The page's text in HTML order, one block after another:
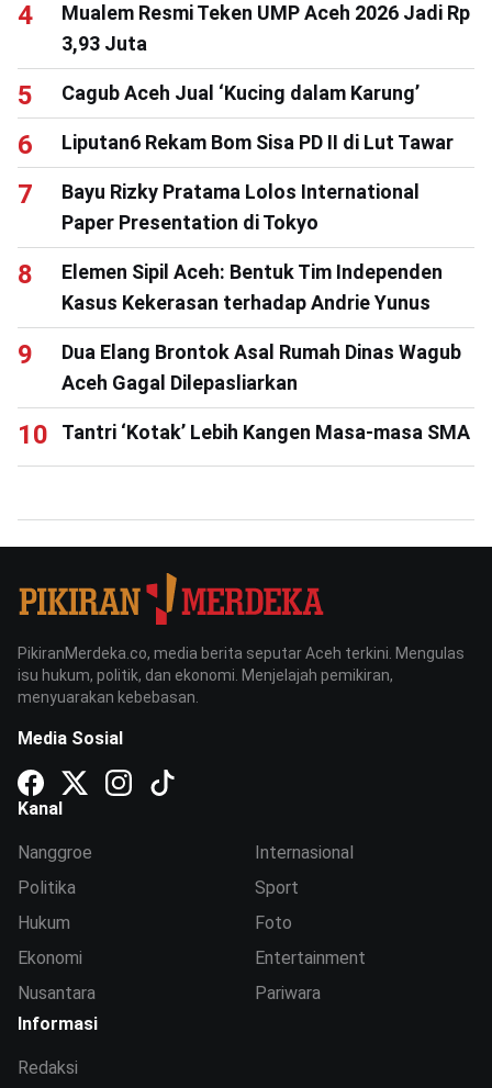
Mualem Resmi Teken UMP Aceh 2026 Jadi Rp
3,93 Juta
Cagub Aceh Jual ‘Kucing dalam Karung’
Liputan6 Rekam Bom Sisa PD II di Lut Tawar
Bayu Rizky Pratama Lolos International
Paper Presentation di Tokyo
Elemen Sipil Aceh: Bentuk Tim Independen
Kasus Kekerasan terhadap Andrie Yunus
Dua Elang Brontok Asal Rumah Dinas Wagub
Aceh Gagal Dilepasliarkan
Tantri ‘Kotak’ Lebih Kangen Masa-masa SMA
PikiranMerdeka.co, media berita seputar Aceh terkini. Mengulas
isu hukum, politik, dan ekonomi. Menjelajah pemikiran,
menyuarakan kebebasan.
Media Sosial
Kanal
Nanggroe
Politika
Hukum
Ekonomi
Nusantara
Internasional
Sport
Foto
Entertainment
Pariwara
Informasi
Redaksi